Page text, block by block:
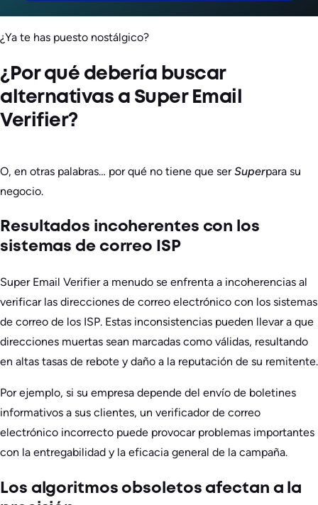
¿Ya te has puesto nostálgico?
¿Por qué debería buscar
alternativas a Super Email
Verifier?
O, en otras palabras… por qué no tiene que serSuperpara su
negocio.
Resultados incoherentes con los
sistemas de correo ISP
Super Email Verifier a menudo se enfrenta a incoherencias al
verificar las direcciones de correo electrónico con los sistemas
de correo de los ISP. Estas inconsistencias pueden llevar a que
direcciones muertas sean marcadas como válidas, resultando
en altas tasas de rebote y daño a la reputación de su remitente.
Por ejemplo, si su empresa depende del envío de boletines
informativos a sus clientes, un verificador de correo
electrónico incorrecto puede provocar problemas importantes
con la entregabilidad y la eficacia general de la campaña.
Los algoritmos obsoletos afectan a la